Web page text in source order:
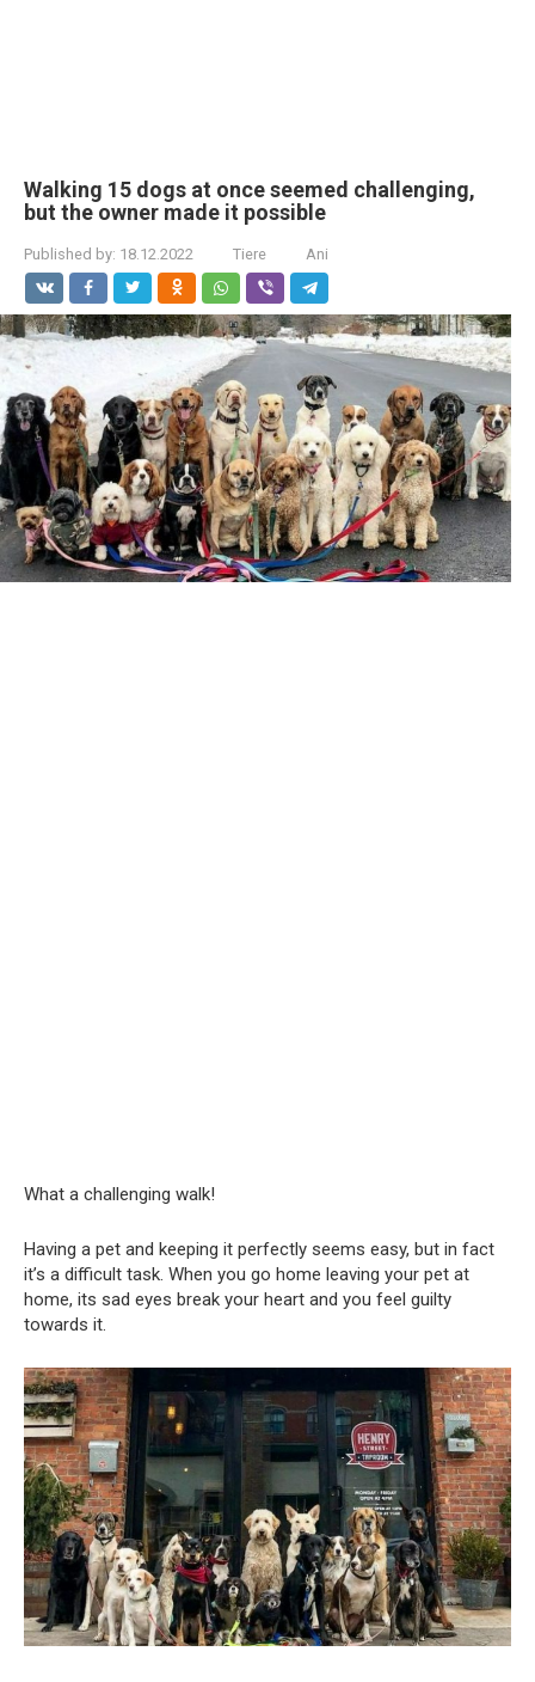
Walking 15 dogs at once seemed challenging,
but the owner made it possible
Published by: 18.12.2022 Tiere Ani
What a challenging walk!
Having a pet and keeping it perfectly seems easy, but in fact
it’s a difficult task. When you go home leaving your pet at
home, its sad eyes break your heart and you feel guilty
towards it.